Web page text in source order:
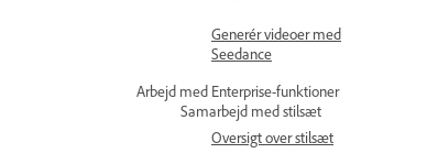
Generér videoer med
Seedance
Arbejd med Enterprise-funktioner
Samarbejd med stilsæt
Oversigt over stilsæt